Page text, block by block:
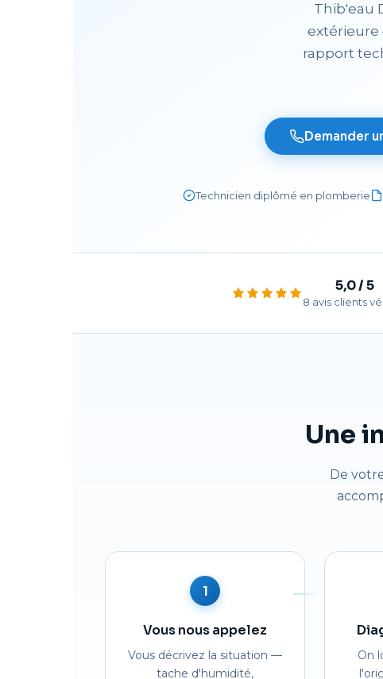
Thib'eau
extérieure
rapport
Demander
Technicien diplômé en plomberie
5,0 / 5
8 avis clients
Une
De
1
Vous nous appelez
Vous décrivez la situation —
tache d'humidité,
On